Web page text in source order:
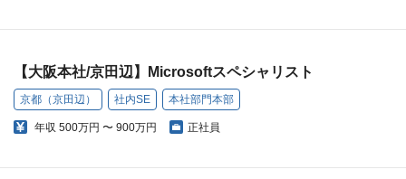
【大阪本社/京田辺】Microsoftスペシャリスト
京都（京田辺） 社内SE 本社部門本部
年収 500万円 〜 900万円 正社員